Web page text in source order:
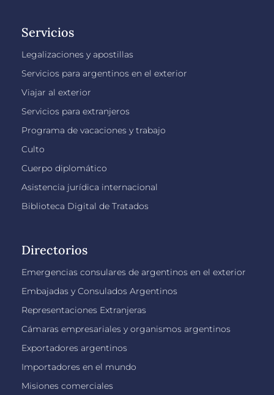
Servicios
Legalizaciones y apostillas
Servicios para argentinos en el exterior
Viajar al exterior
Servicios para extranjeros
Programa de vacaciones y trabajo
Culto
Cuerpo diplomático
Asistencia jurídica internacional
Biblioteca Digital de Tratados
Directorios
Emergencias consulares de argentinos en el exterior
Embajadas y Consulados Argentinos
Representaciones Extranjeras
Cámaras empresariales y organismos argentinos
Exportadores argentinos
Importadores en el mundo
Misiones comerciales